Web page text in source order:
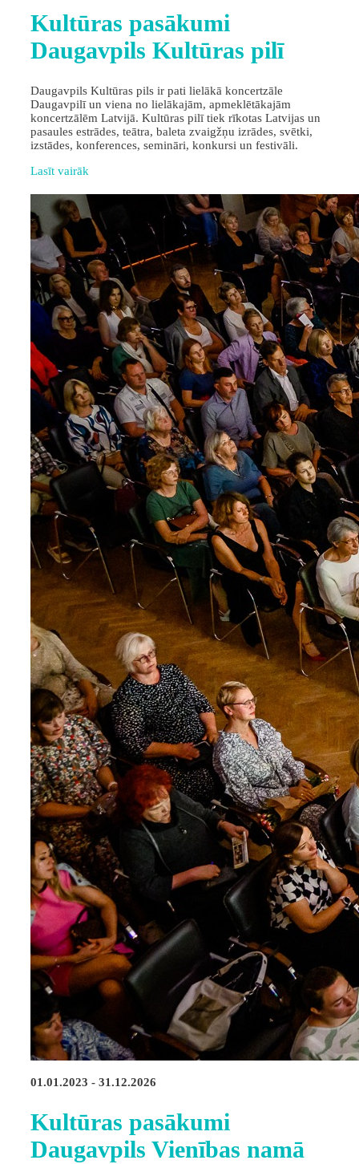
Kultūras pasākumi
Daugavpils Kultūras pilī
Daugavpils Kultūras pils ir pati lielākā koncertzāle
Daugavpilī un viena no lielākajām, apmeklētākajām
koncertzālēm Latvijā. Kultūras pilī tiek rīkotas Latvijas un
pasaules estrādes, teātra, baleta zvaigžņu izrādes, svētki,
izstādes, konferences, semināri, konkursi un festivāli.
Lasīt vairāk
01.01.2023 - 31.12.2026
Kultūras pasākumi
Daugavpils Vienības namā